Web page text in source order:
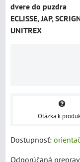
dvere do puzdra
ECLISSE, JAP,
UNITREX
Otázka k
Dostupnosť: